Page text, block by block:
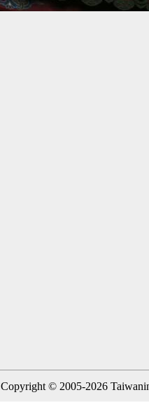
Copyright © 2005-2026